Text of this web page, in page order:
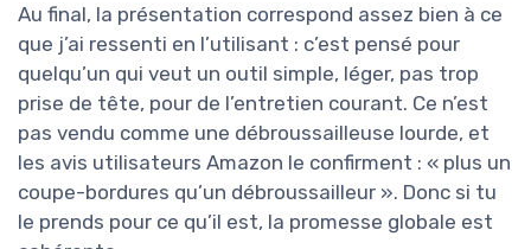
Au final, la présentation correspond assez bien à ce
que j’ai ressenti en l’utilisant : c’est pensé pour
quelqu’un qui veut un outil simple, léger, pas trop
prise de tête, pour de l’entretien courant. Ce n’est
pas vendu comme une débroussailleuse lourde, et
les avis utilisateurs Amazon le confirment : « plus un
coupe-bordures qu’un débroussailleur ». Donc si tu
le prends pour ce qu’il est, la promesse globale est